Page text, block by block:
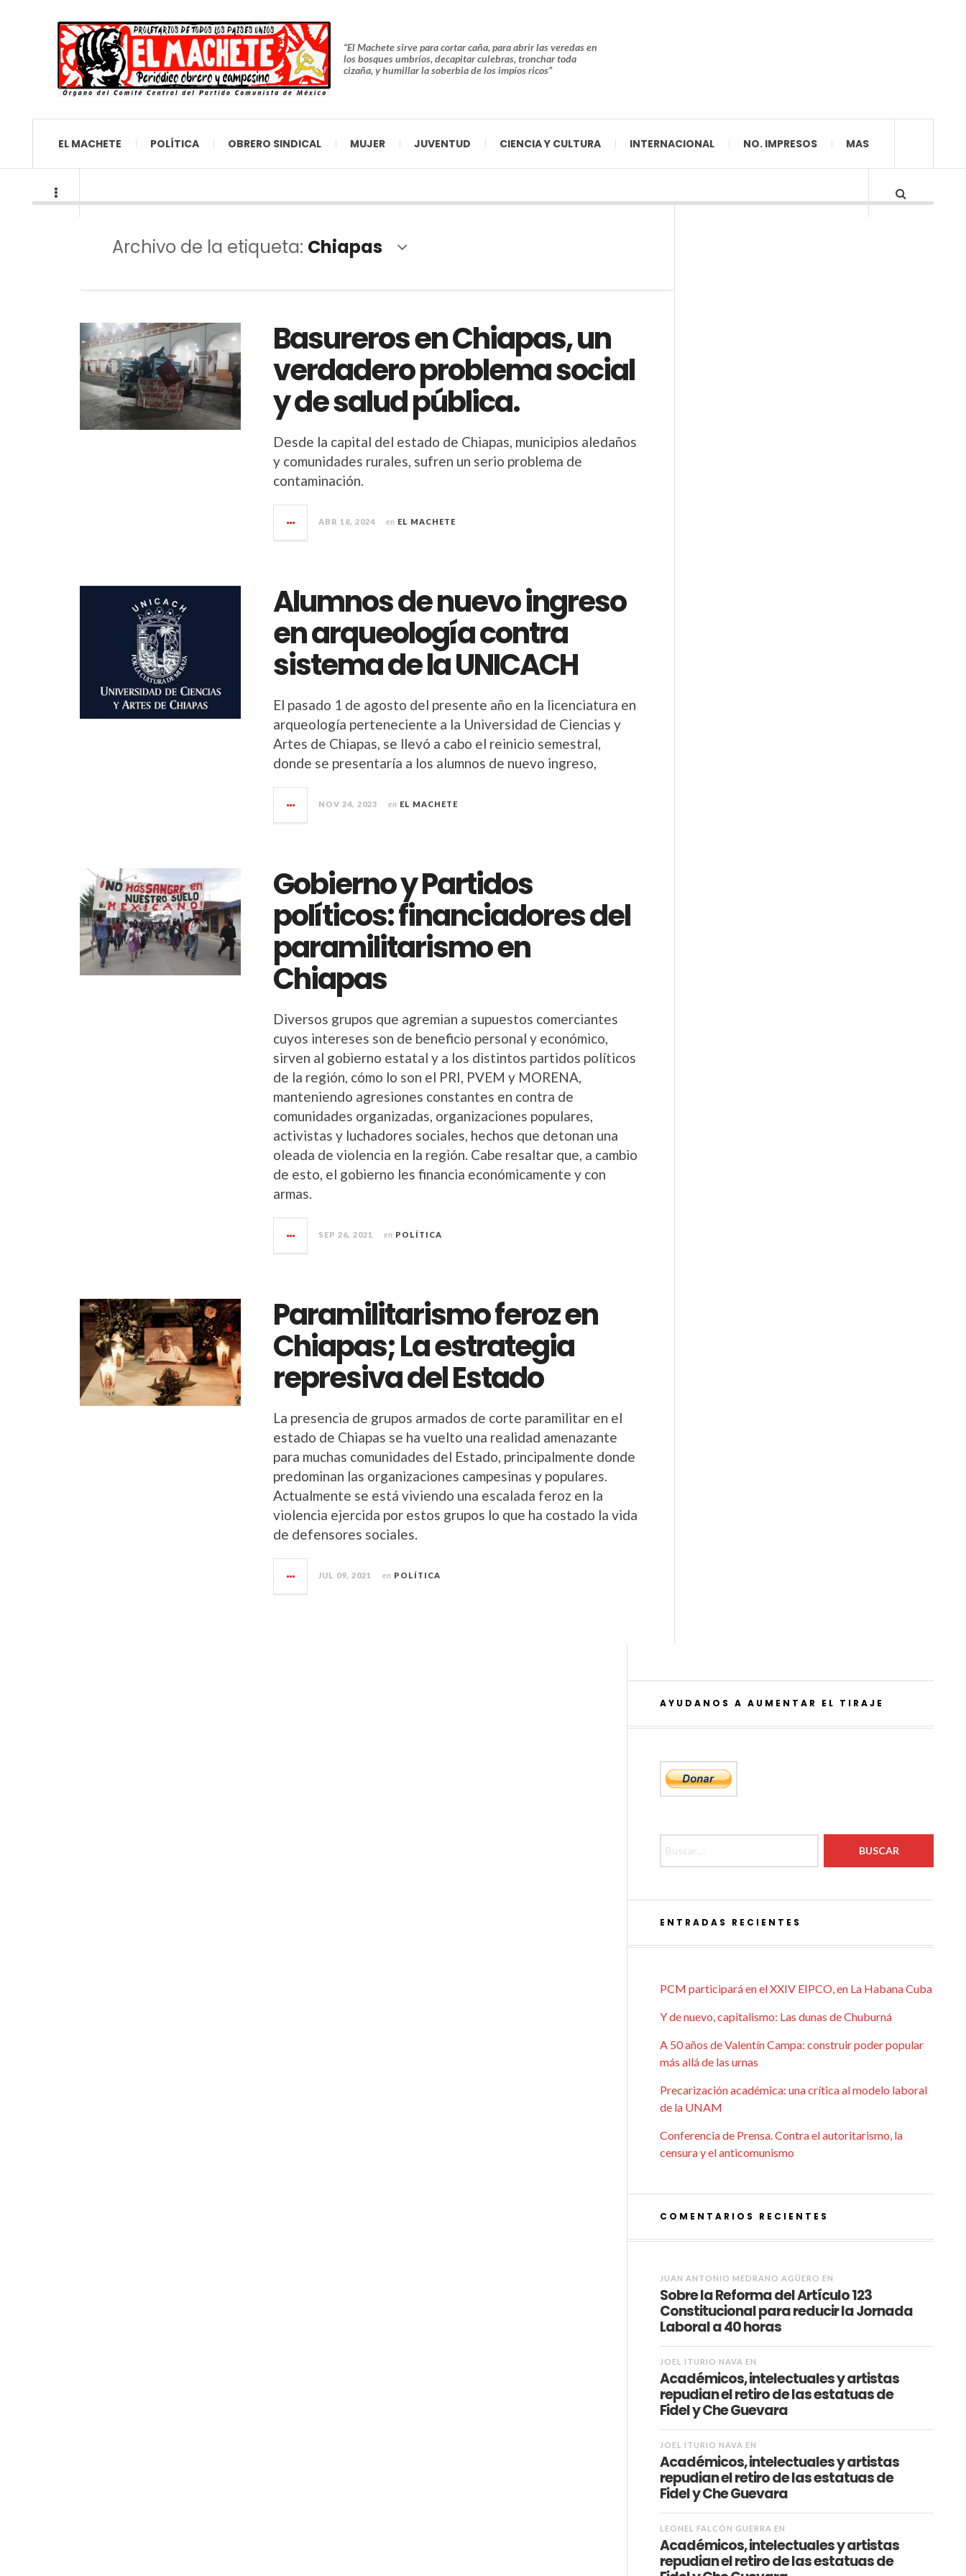
“El Machete sirve para cortar caña, para abrir las veredas en
los bosques umbríos, decapitar culebras, tronchar toda
cizaña, y humillar la soberbia de los impíos ricos”
EL MACHETE POLÍTICA OBRERO SINDICAL MUJER JUVENTUD CIENCIA Y CULTURA INTERNACIONAL NO. IMPRESOS MAS
Archivo de la etiqueta: Chiapas
Basureros en Chiapas, un
verdadero problema social
y de salud pública.
Desde la capital del estado de Chiapas, municipios aledaños
y comunidades rurales, sufren un serio problema de
contaminación.
ABR 18, 2024 en EL MACHETE
Alumnos de nuevo ingreso
en arqueología contra
sistema de la UNICACH
El pasado 1 de agosto del presente año en la licenciatura en
arqueología perteneciente a la Universidad de Ciencias y
Artes de Chiapas, se llevó a cabo el reinicio semestral,
donde se presentaría a los alumnos de nuevo ingreso,
NOV 24, 2023 en EL MACHETE
Gobierno y Partidos
políticos: financiadores del
paramilitarismo en
Chiapas
Diversos grupos que agremian a supuestos comerciantes
cuyos intereses son de beneficio personal y económico,
sirven al gobierno estatal y a los distintos partidos políticos
de la región, cómo lo son el PRI, PVEM y MORENA,
manteniendo agresiones constantes en contra de
comunidades organizadas, organizaciones populares,
activistas y luchadores sociales, hechos que detonan una
oleada de violencia en la región. Cabe resaltar que, a cambio
de esto, el gobierno les financia económicamente y con
armas.
SEP 26, 2021 en POLÍTICA
Paramilitarismo feroz en
Chiapas; La estrategia
represiva del Estado
La presencia de grupos armados de corte paramilitar en el
estado de Chiapas se ha vuelto una realidad amenazante
para muchas comunidades del Estado, principalmente donde
predominan las organizaciones campesinas y populares.
Actualmente se está viviendo una escalada feroz en la
violencia ejercida por estos grupos lo que ha costado la vida
de defensores sociales.
JUL 09, 2021 en POLÍTICA
AYUDANOS A AUMENTAR EL TIRAJE
ENTRADAS RECIENTES
PCM participará en el XXIV EIPCO, en La Habana Cuba
Y de nuevo, capitalismo: Las dunas de Chuburná
A 50 años de Valentín Campa: construir poder popular
más allá de las urnas
Precarización académica: una crítica al modelo laboral
de la UNAM
Conferencia de Prensa. Contra el autoritarismo, la
censura y el anticomunismo
COMENTARIOS RECIENTES
JUAN ANTONIO MEDRANO AGÜERO EN
Sobre la Reforma del Artículo 123
Constitucional para reducir la Jornada
Laboral a 40 horas
JOEL ITURIO NAVA EN
Académicos, intelectuales y artistas
repudian el retiro de las estatuas de
Fidel y Che Guevara
JOEL ITURIO NAVA EN
Académicos, intelectuales y artistas
repudian el retiro de las estatuas de
Fidel y Che Guevara
LEONEL FALCÓN GUERRA EN
Académicos, intelectuales y artistas
repudian el retiro de las estatuas de